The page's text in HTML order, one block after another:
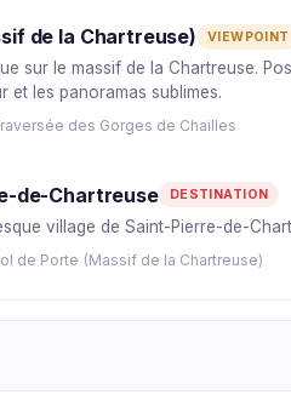
de la Chartreuse) VIEWPOINT
sur le massif de la Chartreuse.
et les panoramas sublimes.
des Gorges de Chailles
de-Chartreuse DESTINATION
village de Saint-Pierre-de-
de Porte (Massif de la Chartreuse)